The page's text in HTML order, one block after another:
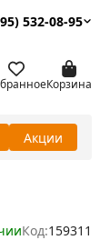
532-08-95
Корзина
Акции
Код:159311